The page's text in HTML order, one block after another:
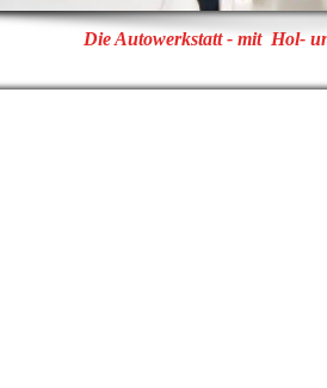
Die Autowerkstatt - mit Hol-